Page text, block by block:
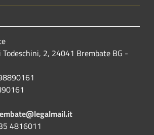
Todeschini, 2, 24041 Brembate BG -
4816011